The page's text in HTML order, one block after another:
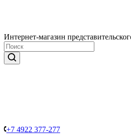
Интернет-магазин
+7 4922 377-277